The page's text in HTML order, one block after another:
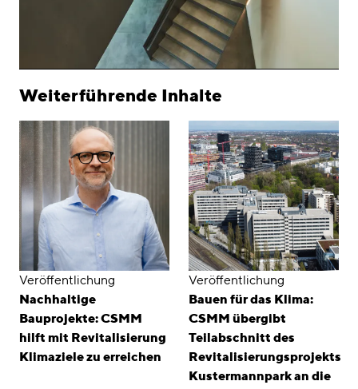
Weiterführende Inhalte
Veröffentlichung
Nachhaltige
Bauprojekte: CSMM
hilft mit Revitalisierung
Klimaziele zu erreichen
Veröffentlichung
Bauen für das Klima:
CSMM übergibt
Teilabschnitt des
Revitalisierungsprojekts
Kustermannpark an die